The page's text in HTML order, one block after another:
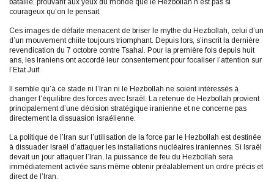
bataille, prouvant aux yeux du monde que le Hezbollah n’est pas si
courageux qu’on le pensait.
Ces images de défaite menacent de briser le mythe du Hezbollah, celui d’un
d’un mouvement chiite toujours triomphant. Depuis lors, s’inscrit la dernière
revendication du 7 octobre contre Tsahal. Pour la première fois depuis huit
ans, les Iraniens ont accordé leur consentement pour focaliser l’attention sur
l’Etat Juif.
Il semble qu’à ce stade ni l’Iran ni le Hezbollah ne soient intéressés à
changer l’équilibre des forces avec Israël. La retenue de Hezbollah provient
principalement d’une décision stratégique iranienne et ne concerne pas
directement la dissuasion israélienne.
La politique de l’Iran sur l’utilisation de la force par le Hezbollah est destinée
à dissuader Israël d’attaquer les installations nucléaires iraniennes. Si Israël
devait un jour attaquer l’Iran, la puissance de feu du Hezbollah sera
immédiatement activée sans même obtenir préalablement un ordre précis et
direct de l’Iran.